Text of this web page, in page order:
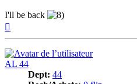
I'll be back
AL 44
Dept: 44